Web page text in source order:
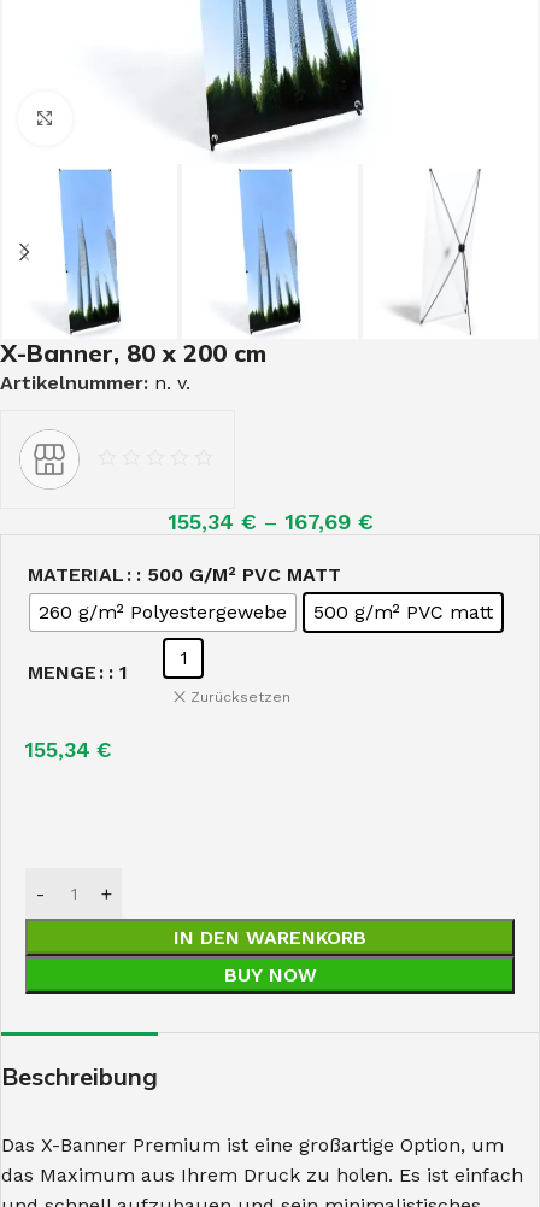
Click to enlarge
X-Banner, 80 x 200 cm
Artikelnummer: n. v.
155,34 € – 167,69 €
MATERIAL
: 500 G/M² PVC MATT
260 g/m² Polyestergewebe
500 g/m² PVC matt
MENGE : 1
1
Zurücksetzen
155,34 €
IN DEN WARENKORB
BUY NOW
Beschreibung
Das X-Banner Premium ist eine großartige Option, um
das Maximum aus Ihrem Druck zu holen. Es ist einfach